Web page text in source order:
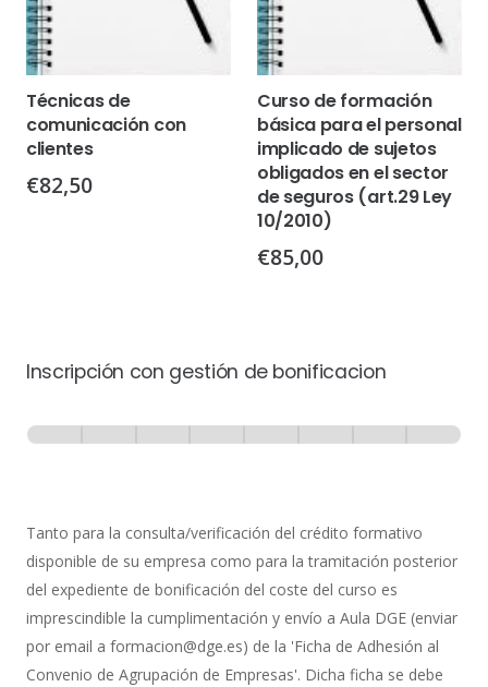
Técnicas de
comunicación con
clientes
€82,50
Curso de formación
básica para el personal
implicado de sujetos
obligados en el sector
de seguros (art.29 Ley
10/2010)
€85,00
Inscripción con gestión de bonificacion
-
de
Bonificación
Tanto para la consulta/verificación del crédito formativo
disponible de su empresa como para la tramitación posterior
del expediente de bonificación del coste del curso es
imprescindible la cumplimentación y envío a Aula DGE (enviar
por email a formacion@dge.es) de la 'Ficha de Adhesión al
Convenio de Agrupación de Empresas'. Dicha ficha se debe